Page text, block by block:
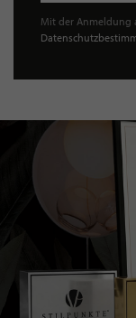
Mit der Anmeldung